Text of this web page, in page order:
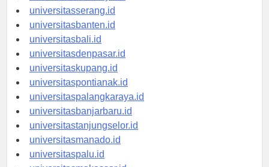
universitassurabaya.id
universitasserang.id
universitasbanten.id
universitasbali.id
universitasdenpasar.id
universitaskupang.id
universitaspontianak.id
universitaspalangkaraya.id
universitasbanjarbaru.id
universitastanjungselor.id
universitasmanado.id
universitaspalu.id